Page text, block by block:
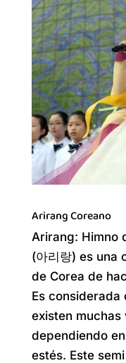
Arirang Coreano
Arirang: Himno
(아리랑) es
de Corea de
Es considerada
existen muchas
dependiendo
estés. Este